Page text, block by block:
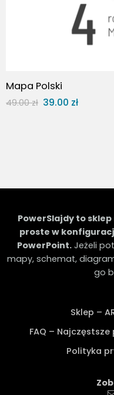
Mapa Polski
49.00zł 39.00 zł
PowerSlajdy to
proste w
PowerPoint.Jeżeli
mapy, schemat,
go
Sklep –
FAQ –
Polityka